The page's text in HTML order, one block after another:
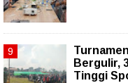
Bergulir,
Tinggi